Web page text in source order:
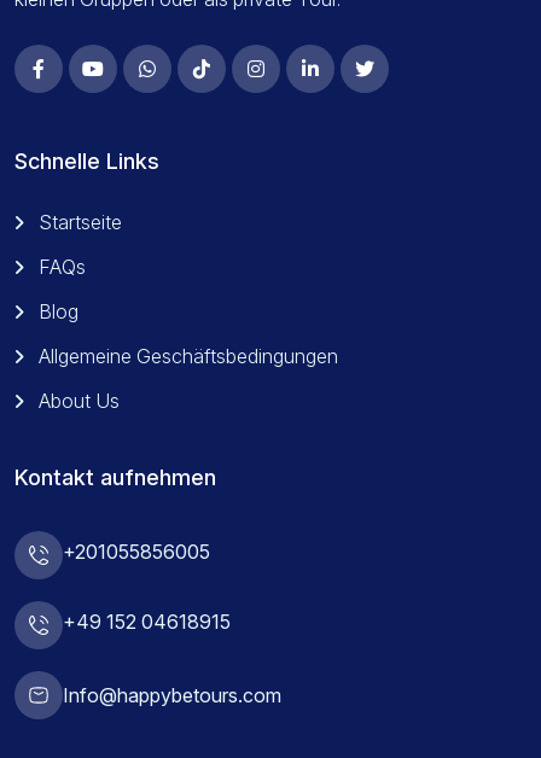
Schnelle Links
Startseite
FAQs
Blog
Allgemeine Geschäftsbedingungen
About Us
Kontakt aufnehmen
+201055856005
+49 152 04618915
Info@happybetours.com